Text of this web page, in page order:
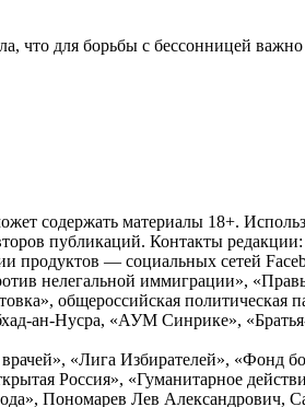
для борьбы с бессонницей
содержать материалы 18+.
публикаций. Контакты редакции:
— социальных сетей
нелегальной иммиграции»,
общероссийская
ан-Нусра, «АУМ Синрике»,
«Лига Избирателей», «Фонд
Россия», «Гуманитарное
Пономарев Лев Александрович,